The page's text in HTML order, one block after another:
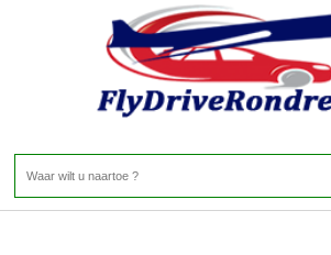
-
Home>